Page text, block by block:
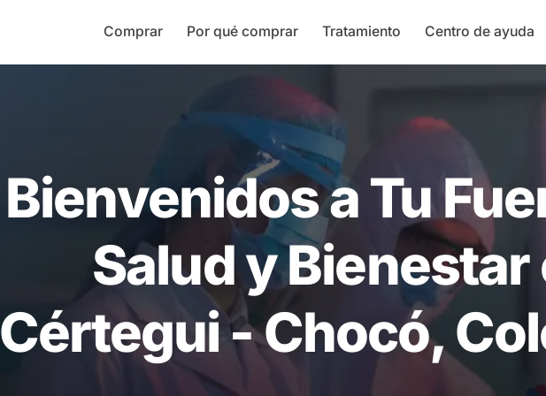
Comprar Por qué comprar Tratamiento Centro de ayuda
Bienvenidos a Tu
Salud y Bienestar
Cértegui - Chocó,